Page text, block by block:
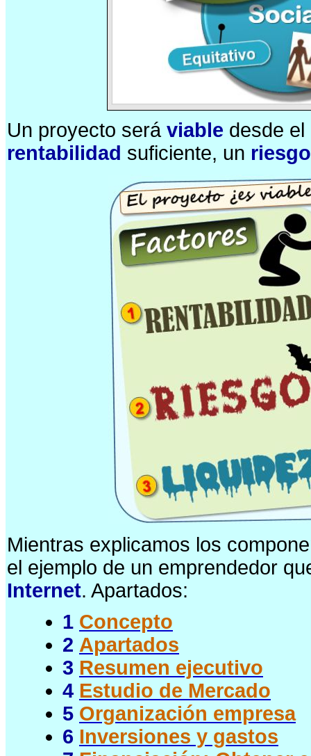
Un proyecto será viable desde el
rentabilidad suficiente, un riesgo
Mientras explicamos los
el ejemplo de un emprendedor
Internet. Apartados:
1 Concepto
2 Apartados
3 Resumen ejecutivo
4 Estudio de Mercado
5 Organización empresa
6 Inversiones y gastos